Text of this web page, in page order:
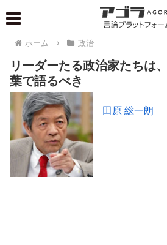
ホーム 政治
リーダーたる政治家たちは
葉で語るべき
田原 総一朗